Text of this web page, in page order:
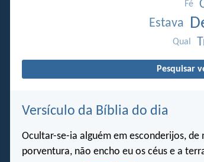
Fé
Estava
Qual
Pesquisar
Versículo da Bíblia do dia
Ocultar-se-ia alguém em esconderijos,
porventura, não encho eu os céus e a